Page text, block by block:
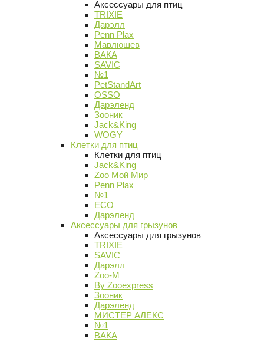
Аксессуары для птиц
TRIXIE
Дарэлл
Penn Plax
Мавлюшев
ВАКА
SAVIC
№1
PetStandArt
OSSO
Дарэленд
Зооник
Jack&King
WOGY
Клетки для птиц
Клетки для птиц
Jack&King
Zoo Мой Мир
Penn Plax
№1
ECO
Дарэленд
Аксессуары для грызунов
Аксессуары для грызунов
TRIXIE
SAVIC
Дарэлл
Zoo-M
By Zooexpress
Зооник
Дарэленд
МИСТЕР АЛЕКС
№1
ВАКА